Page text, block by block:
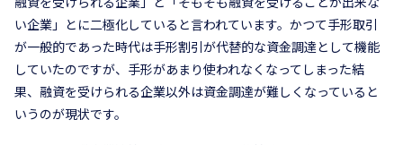
い企業」とに二極化していると言われています。かつて手形取引
が一般的であった時代は手形割引が代替的な資金調達として機能
していたのですが、手形があまり使われなくなってしまった結
果、融資を受けられる企業以外は資金調達が難しくなっていると
いうのが現状です。